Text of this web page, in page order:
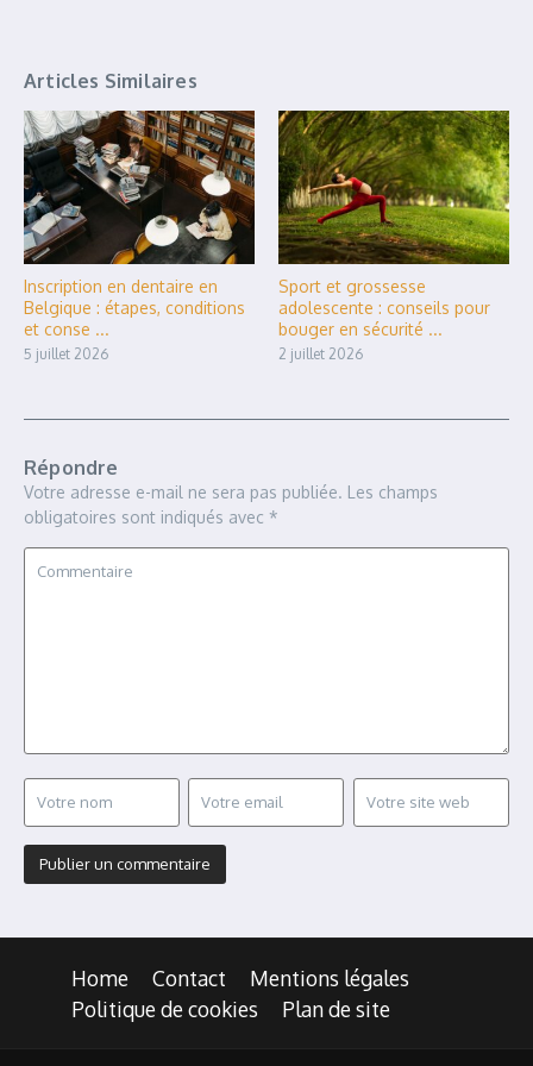
Articles Similaires
Inscription en dentaire en
Belgique : étapes, conditions
et conse ...
5 juillet 2026
Sport et grossesse
adolescente : conseils pour
bouger en sécurité ...
2 juillet 2026
Répondre
Votre adresse e-mail ne sera pas publiée. Les champs
obligatoires sont indiqués avec *
Home Contact
Mentions légales
Politique de cookies
Plan de site